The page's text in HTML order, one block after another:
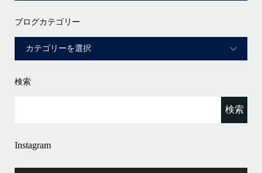
ブログカテゴリー
検索
Instagram